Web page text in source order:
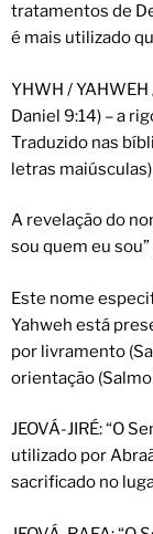
tratamentos de
é mais utilizado
YHWH / YAHWEH
Daniel 9:14) – a
Traduzido nas
letras
A revelação do
sou quem eu sou”
Este nome
Yahweh está
por livramento
orientação (Salmo
JEOVÁ-JIRÉ: “O
utilizado por
sacrificado no